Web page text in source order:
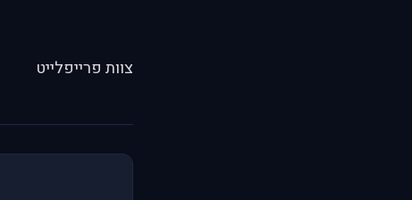
צוות פרייפלייט